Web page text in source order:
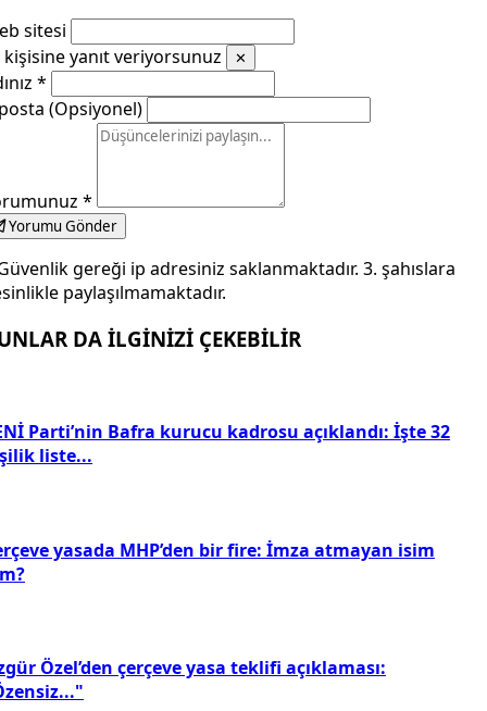
sitesi
kişisine yanıt veriyorsunuz
✕
*
(Opsiyonel)
*
Yorumu Gönder
gereği ip adresiniz saklanmaktadır. 3. şahıslara
paylaşılmamaktadır.
DA İLGİNİZİ ÇEKEBİLİR
Parti’nin Bafra kurucu kadrosu açıklandı: İşte 32
liste...
yasada MHP’den bir fire: İmza atmayan isim
Özel’den çerçeve yasa teklifi açıklaması: